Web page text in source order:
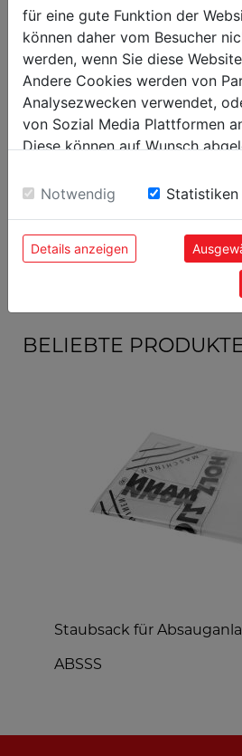
Versandmaße
Verpackungshöhe in mm
Verpackungsbreite in mm
Verpackungslänge in mm
EAN Code
VE in Stück
BELIEBTE
Staubsack für
ABSSS
für eine gute Funktion der
können daher vom Besucher
werden, wenn Sie diese
Andere Cookies werden von
Analysezwecken verwendet,
von Sozial Media Plattformen
Diese können auf Wunsch
Einwilligung zu unseren Cookies.
Notwendig Statistiken
Details anzeigen